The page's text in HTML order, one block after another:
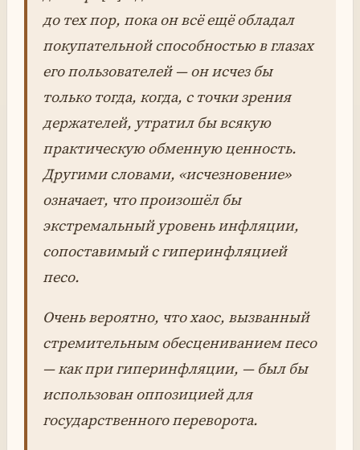
до тех пор, пока он всё ещё обладал
покупательной способностью в глазах
его пользователей — он исчез бы
только тогда, когда, с точки зрения
держателей, утратил бы всякую
практическую обменную ценность.
Другими словами, «исчезновение»
означает, что произошёл бы
экстремальный уровень инфляции,
сопоставимый с гиперинфляцией
песо.
Очень вероятно, что хаос, вызванный
стремительным обесцениванием песо
— как при гиперинфляции, — был бы
использован оппозицией для
государственного переворота.